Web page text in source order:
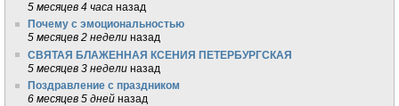
5 месяцев 4 часа назад
Почему с эмоциональностью
5 месяцев 2 недели назад
СВЯТАЯ БЛАЖЕННАЯ КСЕНИЯ ПЕТЕРБУРГСКАЯ
5 месяцев 3 недели назад
Поздравление с праздником
6 месяцев 5 дней назад